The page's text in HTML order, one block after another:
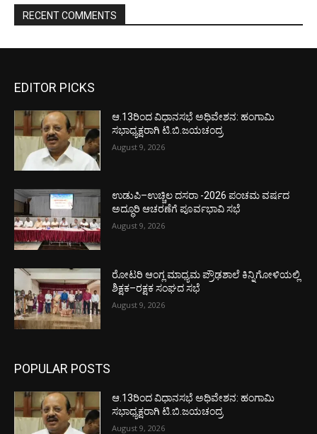
RECENT COMMENTS
EDITOR PICKS
ಆ.13ರಿಂದ ವಿಧಾನಸಭೆ ಅಧಿವೇಶನ: ಹಂಗಾಮಿ
ಸಭಾಧ್ಯಕ್ಷರಾಗಿ ಟಿ.ಬಿ.ಜಯಚಂದ್ರ
August 9, 2026
ಉಡುಪಿ–ಉಚ್ಚಿಲ ದಸರಾ -2026 ಪಂಚಮ ವರ್ಷದ
ಅದ್ಧೂರಿ ಆಚರಣೆಗೆ ಪೂರ್ವಭಾವಿ ಸಭೆ
August 9, 2026
ರೋಟರಿ ಆಂಗ್ಲ ಮಾಧ್ಯಮ ಪ್ರೌಢಶಾಲೆ ಕಿನ್ನಿಗೋಳಿಯಲ್ಲಿ
ಶಿಕ್ಷಕ–ರಕ್ಷಕ ಸಂಘದ ಸಭೆ
August 9, 2026
POPULAR POSTS
ಆ.13ರಿಂದ ವಿಧಾನಸಭೆ ಅಧಿವೇಶನ: ಹಂಗಾಮಿ
ಸಭಾಧ್ಯಕ್ಷರಾಗಿ ಟಿ.ಬಿ.ಜಯಚಂದ್ರ
August 9, 2026